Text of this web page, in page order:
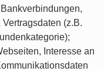
(z.B.
Interesse an